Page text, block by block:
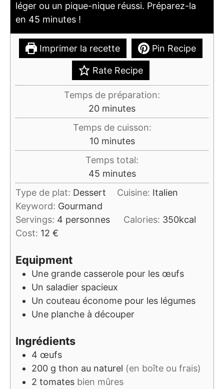
léger ou un pique-nique réussi. Préparez-la
en 45 minutes !
Imprimer la recette Pin Recipe
Rate Recipe
Temps de préparation:
20minutes
minutes
Temps de cuisson:
10minutes
minutes
Temps total:
45minutes
minutes
Type de plat: Dessert Cuisine: Italien
Keyword: Gourmand
Servings: 4 personnes Calories: 350kcal
Cost: 12 €
Equipment
Une grande casserole pour les œufs
Un saladier spacieux
Un couteau économe pour les légumes
Une planche à découper
Ingrédients
4 œufs
200 g thon au naturel (en boîte ou frais)
2 tomates bien mûres